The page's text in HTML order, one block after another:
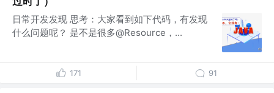
日常开发发现 思考：大家看到如下代码，有发现
什么问题呢？ 是不是很多@Resource，...
171 91